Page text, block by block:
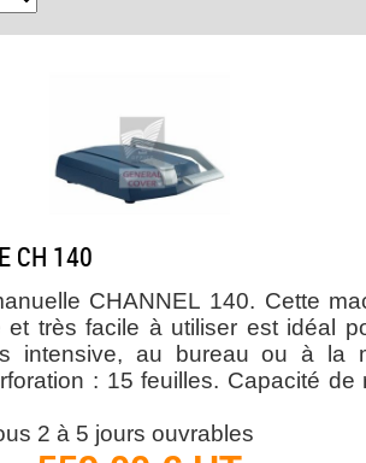
CH 140
CHANNEL 140. Cette
et très facile à utiliser est idéal
intensive, au bureau ou à la
: 15 feuilles. Capacité de
2 à 5 jours ouvrables